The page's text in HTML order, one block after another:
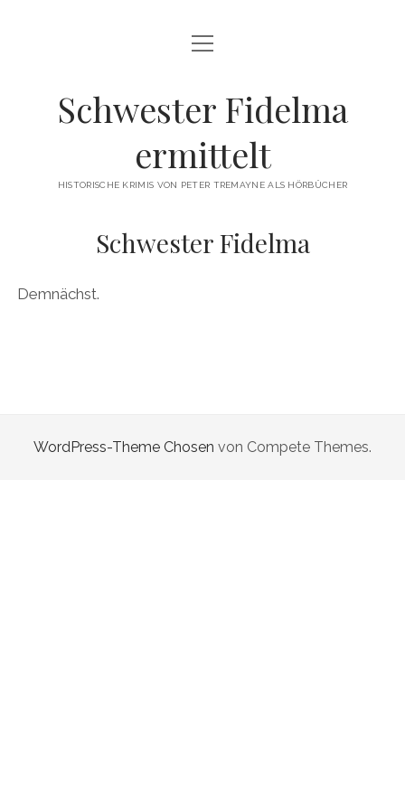
HOME
PETER TREMAYNE
SPRECHERINNEN
Menü
öffnen
Schwester Fidelma
ermittelt
HISTORISCHE KRIMIS VON PETER TREMAYNE ALS HÖRBÜCHER
Schwester Fidelma
Demnächst.
WordPress-Theme Chosen von Compete Themes.